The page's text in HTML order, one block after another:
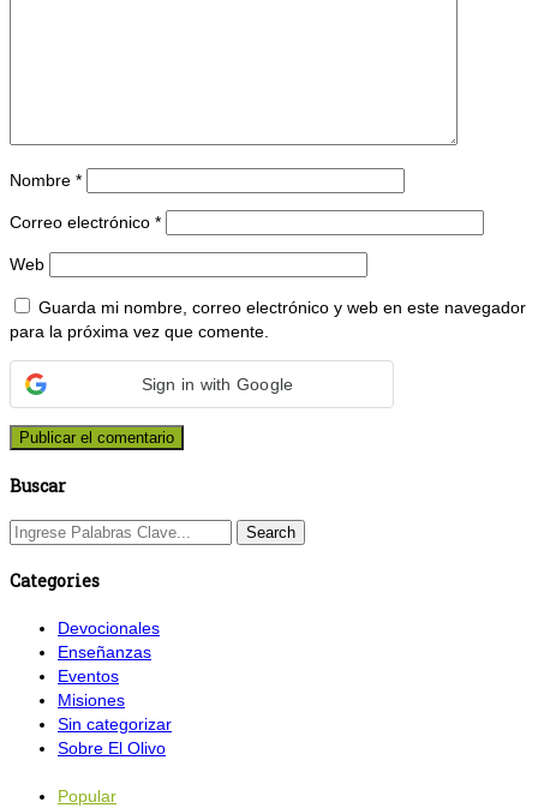
Nombre *
Correo electrónico *
Web
Guarda mi nombre, correo electrónico y web en este navegador
para la próxima vez que comente.
Sign in with Google
Buscar
Categories
Devocionales
Enseñanzas
Eventos
Misiones
Sin categorizar
Sobre El Olivo
Popular